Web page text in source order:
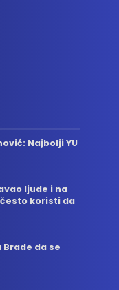
Najbolji YU
ljude i na
koristi da
Brade da se